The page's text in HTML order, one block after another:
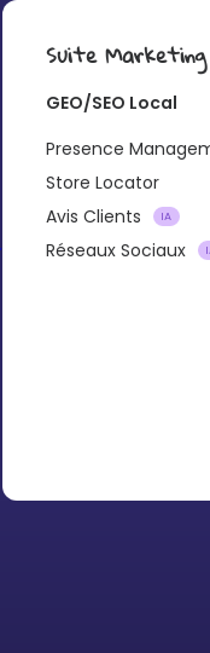
Suite Marketing
GEO/SEO Local
Presence
Store Locator
Avis Clients
IA
Réseaux Sociaux